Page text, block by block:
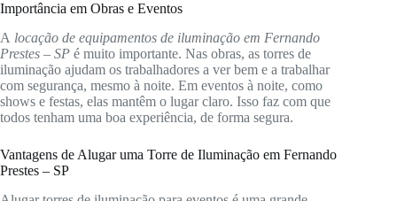
Importância em Obras e Eventos
A locação de equipamentos de iluminação em Fernando
Prestes – SP é muito importante. Nas obras, as torres de
iluminação ajudam os trabalhadores a ver bem e a trabalhar
com segurança, mesmo à noite. Em eventos à noite, como
shows e festas, elas mantêm o lugar claro. Isso faz com que
todos tenham uma boa experiência, de forma segura.
Vantagens de Alugar uma Torre de Iluminação em Fernando
Prestes – SP